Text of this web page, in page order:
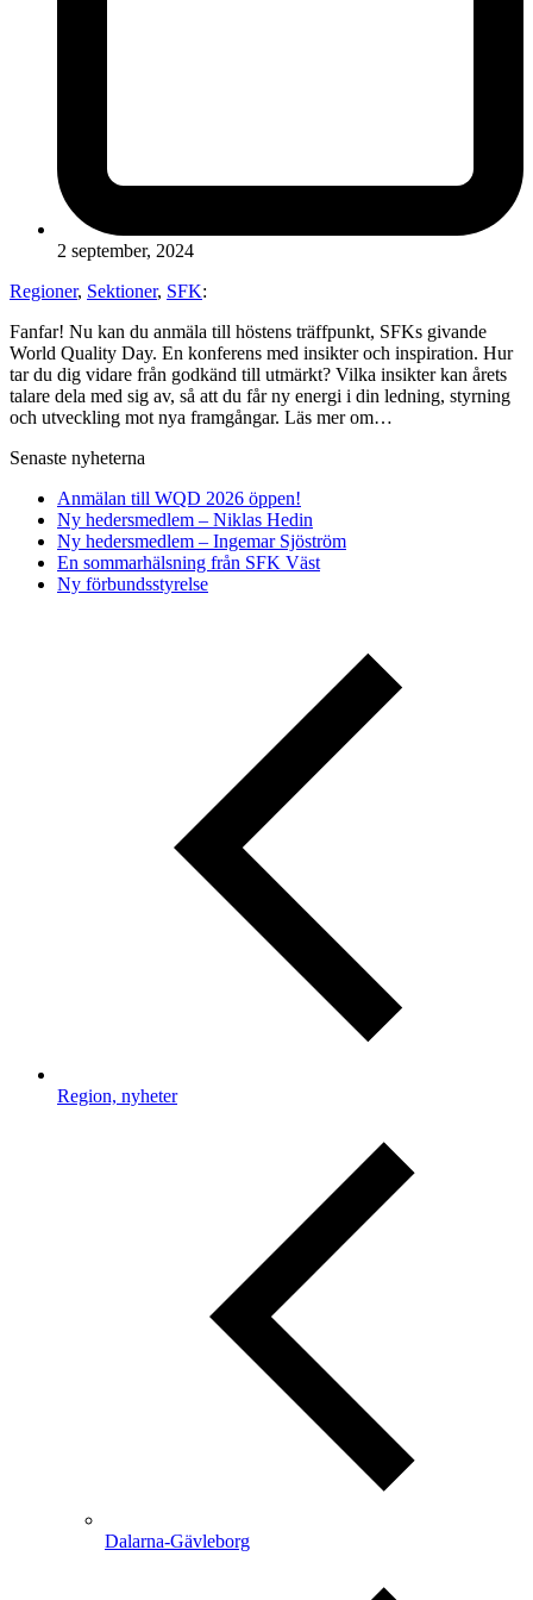
2 september, 2024
Regioner, Sektioner, SFK:
Fanfar! Nu kan du anmäla till höstens träffpunkt, SFKs givande
World Quality Day. En konferens med insikter och inspiration. Hur
tar du dig vidare från godkänd till utmärkt? Vilka insikter kan årets
talare dela med sig av, så att du får ny energi i din ledning, styrning
och utveckling mot nya framgångar. Läs mer om…
Senaste nyheterna
Anmälan till WQD 2026 öppen!
Ny hedersmedlem – Niklas Hedin
Ny hedersmedlem – Ingemar Sjöström
En sommarhälsning från SFK Väst
Ny förbundsstyrelse
Region, nyheter
Dalarna-Gävleborg